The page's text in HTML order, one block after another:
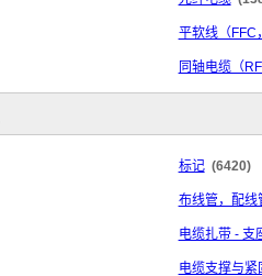
平软线（FFC
同轴电缆（
标记 (6420)
布线管，配线
电缆扎带 - 支
电缆支撑与紧